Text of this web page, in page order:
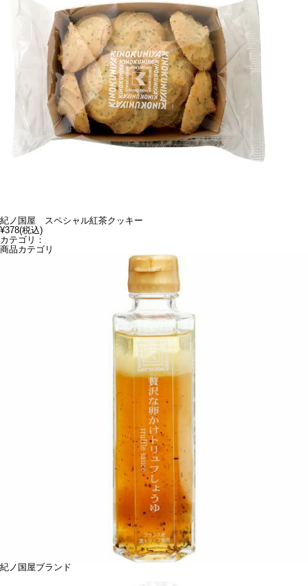
紀ノ国屋 スペシャル紅茶クッキー
¥378(税込)
カテゴリ：
商品カテゴリ
紀ノ国屋ブランド